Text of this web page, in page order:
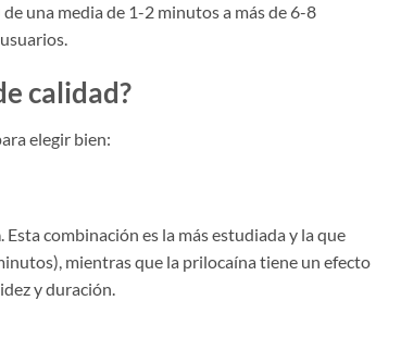
una media de 1-2 minutos a más de 6-8
calidad?
elegir bien:
. Esta combinación es la más estudiada y la que
mientras que la prilocaína tiene un efecto
y duración.